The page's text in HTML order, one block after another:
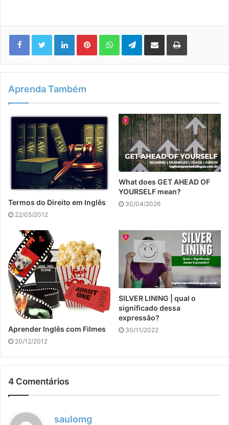
LinkedinPinterestWhatsAppTelegram
Compartilhar via e-mail Imprimir
Aprenda Também
Termos do Direito em Inglês
22/05/2012
What does GET AHEAD OF
YOURSELF mean?
30/04/2026
Aprender Inglês com Filmes
20/12/2012
SILVER LINING | qual o
significado dessa
expressão?
30/11/2022
4 Comentários
saulomg